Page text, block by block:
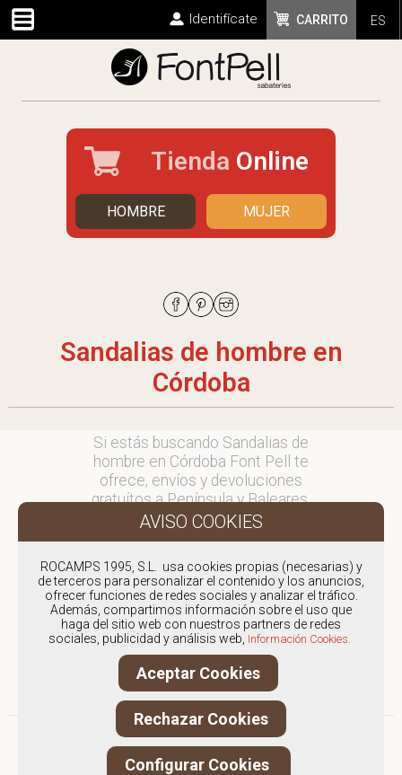
ES
CARRITO
Identifícate
Tienda Online
HOMBRE MUJER
Sandalias de hombre en
Córdoba
Si estás buscando Sandalias de
hombre en Córdoba Font Pell te
ofrece, envíos y devoluciones
gratuítos a Península y Baleares,
para otros destinos consultar
en comercial@fontpell.com.
Los envíos a Córdoba gestionados
entre semana se entregarán en
menos de 48 horas; los pedidos
realizados en fin de semana, el
producto se enviará a partir del
lunes.
ROCAMPS 1995, S.L. usa cookies propias (necesarias) y
de terceros para personalizar el contenido y los anuncios,
ofrecer funciones de redes sociales y analizar el tráfico.
Además, compartimos información sobre el uso que
haga del sitio web con nuestros partners de redes
sociales, publicidad y análisis web, Información Cookies.
Aceptar Cookies
Rechazar Cookies
Configurar Cookies